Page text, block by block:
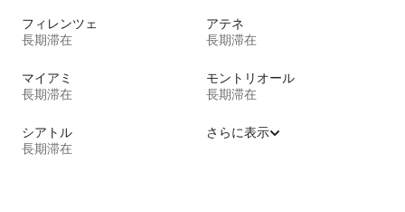
フィレンツェ
長期滞在
アテネ
長期滞在
マイアミ
長期滞在
モントリオール
長期滞在
シアトル
長期滞在
さらに表示